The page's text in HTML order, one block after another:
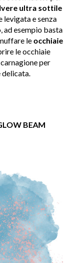
ultra sottile
levigata e senza
, ad esempio basta
le occhiaie
le occhiaie
per
delicata.
BEAM